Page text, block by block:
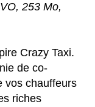
253 Mo,
Crazy Taxi.
de co-
vos chauffeurs
riches